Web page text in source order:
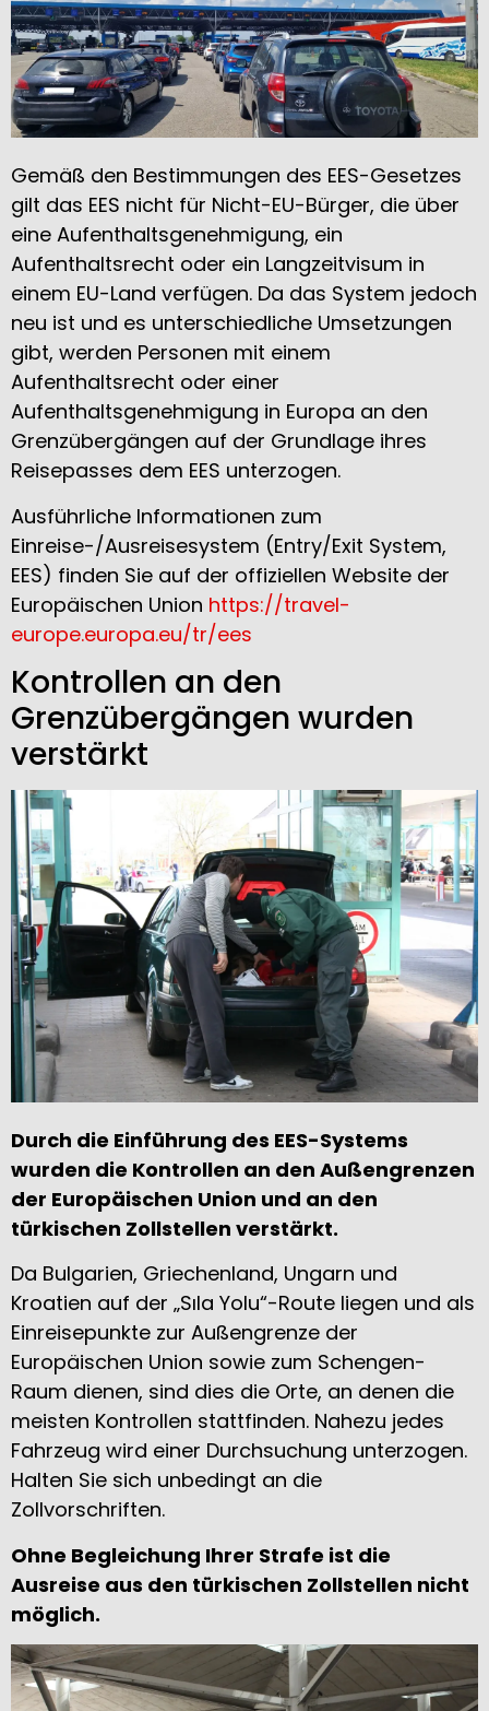
Gemäß den Bestimmungen des EES-Gesetzes
gilt das EES nicht für Nicht-EU-Bürger, die über
eine Aufenthaltsgenehmigung, ein
Aufenthaltsrecht oder ein Langzeitvisum in
einem EU-Land verfügen. Da das System jedoch
neu ist und es unterschiedliche Umsetzungen
gibt, werden Personen mit einem
Aufenthaltsrecht oder einer
Aufenthaltsgenehmigung in Europa an den
Grenzübergängen auf der Grundlage ihres
Reisepasses dem EES unterzogen.
Ausführliche Informationen zum
Einreise-/Ausreisesystem (Entry/Exit System,
EES) finden Sie auf der offiziellen Website der
Europäischen Union https://travel-
europe.europa.eu/tr/ees
Kontrollen an den
Grenzübergängen wurden
verstärkt
Durch die Einführung des EES-Systems
wurden die Kontrollen an den Außengrenzen
der Europäischen Union und an den
türkischen Zollstellen verstärkt.
Da Bulgarien, Griechenland, Ungarn und
Kroatien auf der „Sıla Yolu“-Route liegen und als
Einreisepunkte zur Außengrenze der
Europäischen Union sowie zum Schengen-
Raum dienen, sind dies die Orte, an denen die
meisten Kontrollen stattfinden. Nahezu jedes
Fahrzeug wird einer Durchsuchung unterzogen.
Halten Sie sich unbedingt an die
Zollvorschriften.
Ohne Begleichung Ihrer Strafe ist die
Ausreise aus den türkischen Zollstellen nicht
möglich.